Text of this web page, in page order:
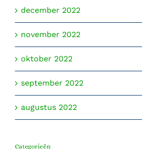
december 2022
november 2022
oktober 2022
september 2022
augustus 2022
Categorieën